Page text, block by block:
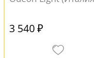
3 540 ₽